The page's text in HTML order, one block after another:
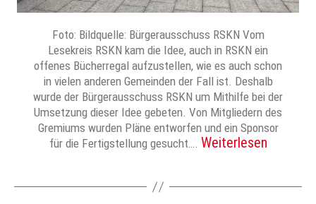
Foto: Bildquelle: Bürgerausschuss RSKN Vom
Lesekreis RSKN kam die Idee, auch in RSKN ein
offenes Bücherregal aufzustellen, wie es auch schon
in vielen anderen Gemeinden der Fall ist. Deshalb
wurde der Bürgerausschuss RSKN um Mithilfe bei der
Umsetzung dieser Idee gebeten. Von Mitgliedern des
Gremiums wurden Pläne entworfen und ein Sponsor
für die Fertigstellung gesucht…. Weiterlesen